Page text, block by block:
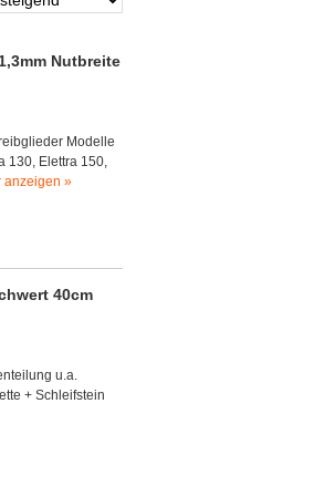
Nutbreite
Modelle
130, Elettra 150,
anzeigen »
40cm
u.a.
+ Schleifstein